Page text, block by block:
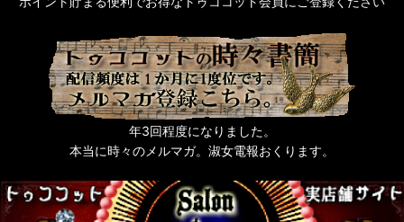
年3回程度になりました。
本当に時々のメルマガ。淑女電報おくります。